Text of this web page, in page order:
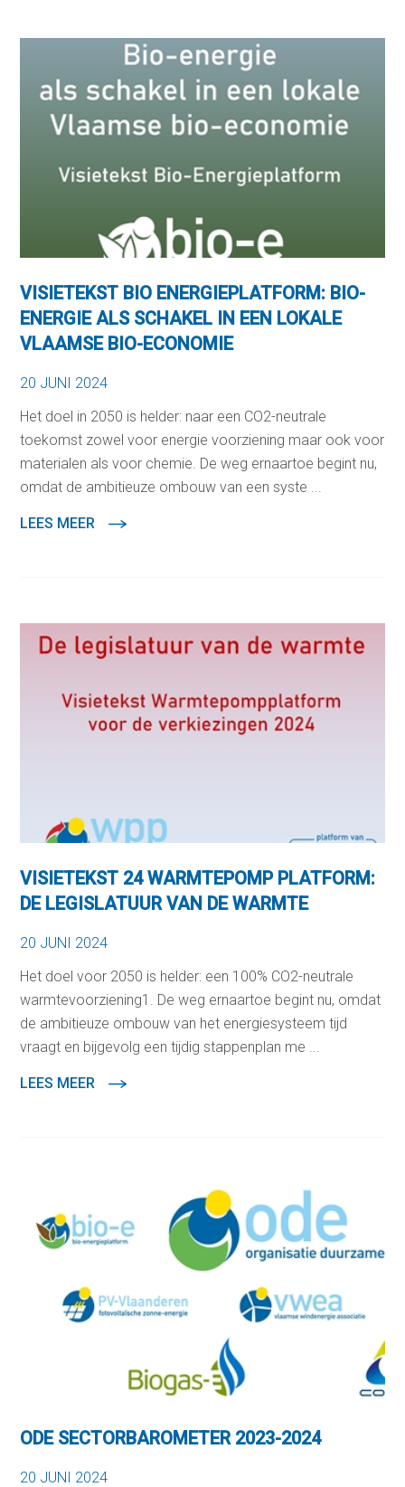
VISIETEKST BIO ENERGIEPLATFORM: BIO-
ENERGIE ALS SCHAKEL IN EEN LOKALE
VLAAMSE BIO-ECONOMIE
20 JUNI 2024
Het doel in 2050 is helder: naar een CO2-neutrale
toekomst zowel voor energie voorziening maar ook voor
materialen als voor chemie. De weg ernaartoe begint nu,
omdat de ambitieuze ombouw van een syste ...
LEES MEER
VISIETEKST 24 WARMTEPOMP PLATFORM:
DE LEGISLATUUR VAN DE WARMTE
20 JUNI 2024
Het doel voor 2050 is helder: een 100% CO2-neutrale
warmtevoorziening1. De weg ernaartoe begint nu, omdat
de ambitieuze ombouw van het energiesysteem tijd
vraagt en bijgevolg een tijdig stappenplan me ...
LEES MEER
ODE SECTORBAROMETER 2023-2024
20 JUNI 2024